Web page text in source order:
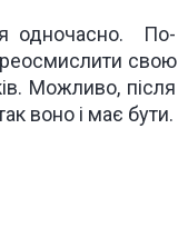
одночасно. По-
свою
Можливо, після
воно і має бути.